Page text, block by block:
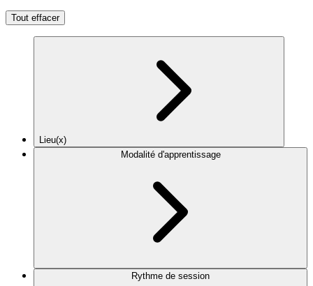
Tout effacer
Lieu(x)
Modalité d'apprentissage
Rythme de session